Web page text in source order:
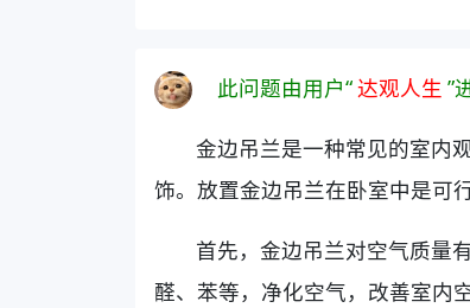
此问题由用户“达观人生 ”
金边吊兰是一种常见的室内
饰。放置金边吊兰在卧室中是可
首先，金边吊兰对空气质量
醛、苯等，净化空气，改善室内